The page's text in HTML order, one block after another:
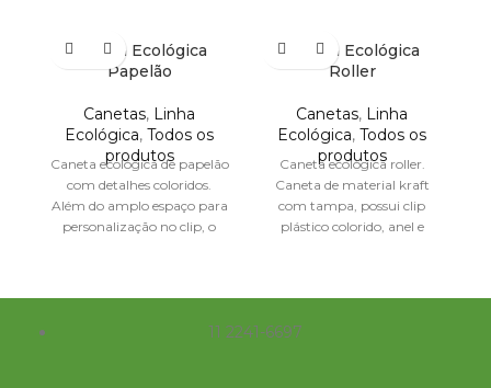
Caneta Ecológica
Papelão
Canetas, Linha
Ecológica, Todos os
produtos
Caneta ecológica de papelão
com detalhes coloridos.
Além do amplo espaço para
personalização no clip, o
Caneta Ecológica
Roller
Canetas, Linha
Ecológica, Todos os
produtos
Caneta ecológica roller.
Caneta de material kraft
com tampa, possui clip
plástico colorido, anel e
11 2241-6697